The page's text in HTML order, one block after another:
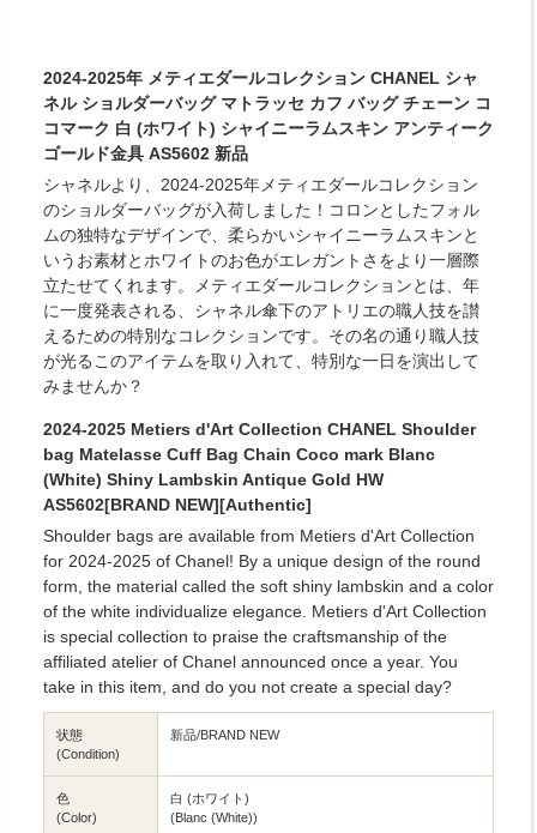
2024-2025年 メティエダールコレクション CHANEL シャ
ネル ショルダーバッグ マトラッセ カフ バッグ チェーン コ
コマーク 白 (ホワイト) シャイニーラムスキン アンティーク
ゴールド金具 AS5602 新品
シャネルより、2024-2025年メティエダールコレクション
のショルダーバッグが入荷しました！コロンとしたフォル
ムの独特なデザインで、柔らかいシャイニーラムスキンと
いうお素材とホワイトのお色がエレガントさをより一層際
立たせてくれます。メティエダールコレクションとは、年
に一度発表される、シャネル傘下のアトリエの職人技を讃
えるための特別なコレクションです。その名の通り職人技
が光るこのアイテムを取り入れて、特別な一日を演出して
みませんか？
2024-2025 Metiers d'Art Collection CHANEL Shoulder
bag Matelasse Cuff Bag Chain Coco mark Blanc
(White) Shiny Lambskin Antique Gold HW
AS5602[BRAND NEW][Authentic]
Shoulder bags are available from Metiers d'Art Collection
for 2024-2025 of Chanel! By a unique design of the round
form, the material called the soft shiny lambskin and a color
of the white individualize elegance. Metiers d'Art Collection
is special collection to praise the craftsmanship of the
affiliated atelier of Chanel announced once a year. You
take in this item, and do you not create a special day?
状態
(Condition)
新品/BRAND NEW
色
(Color)
白 (ホワイト)
(Blanc (White))